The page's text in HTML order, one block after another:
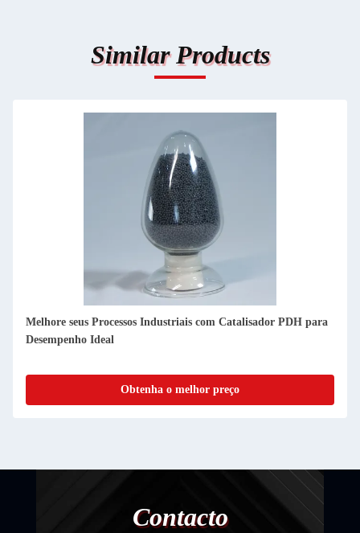
Similar Products
Melhore seus Processos Industriais com Catalisador PDH para
Desempenho Ideal
Obtenha o melhor preço
Contacto